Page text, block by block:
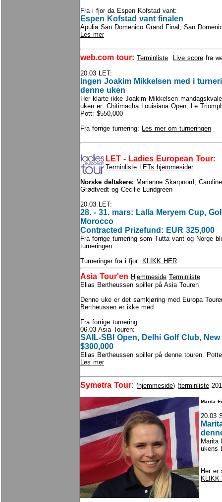
Fra i fjor da Espen Kofstad vant:
Espen Kofstad vant finalen
Apulia San Domenico Grand Final, San
Les mer
web.com tour: Terminliste Live score fra
20.03 LET:
Ingen Joakim Mikkelsen med i
denne uken
Her klarte ikke Joakim Mikkelsen
uken er: Chitimacha Louisiana Open, Le
Pott: $550,000
Fra forrige turnering: Les mer om turneringen
LET - Ladies European Tour:
Terminliste LETs hjemmesider
Norske deltakere: Marianne Skarpnord,
Grødtvedt og Cecilie Lundgreen
20.03 LET:
28. - 31. mars: Lalla Meryem Cup,
Morocco
Contracted Prizefund: EUR 325,000
Fra forrige turnering som Tutta vant og Norge
turneringen
Turneringer fra i fjor: KLIKK HER
Asia Tour'en Hjemmeside Terminliste
Elias Bertheussen spiller på Asia Touren
Denne uke er det samkjøring med Europa
Bertheussen er ikke med.
Fra forrige turnering:
06.03 Asia Touren:
SAIL-SBI Open, Delhi Golf Club,
$300,000
Elias Bertheussen spiller på denne touren.
Les mer
Symetra Tour: (hjemmeside) (terminliste
Marita
20.03
Marita
ukens
Her er
KLIKK